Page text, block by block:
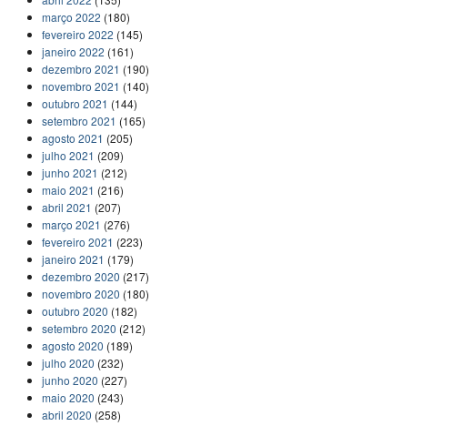
março 2022 (180)
fevereiro 2022 (145)
janeiro 2022 (161)
dezembro 2021 (190)
novembro 2021 (140)
outubro 2021 (144)
setembro 2021 (165)
agosto 2021 (205)
julho 2021 (209)
junho 2021 (212)
maio 2021 (216)
abril 2021 (207)
março 2021 (276)
fevereiro 2021 (223)
janeiro 2021 (179)
dezembro 2020 (217)
novembro 2020 (180)
outubro 2020 (182)
setembro 2020 (212)
agosto 2020 (189)
julho 2020 (232)
junho 2020 (227)
maio 2020 (243)
abril 2020 (258)